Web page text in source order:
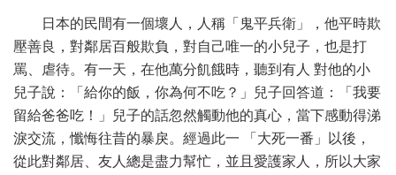
日本的民間有一個壞人，人稱「鬼平兵衛」，他平時欺
壓善良，對鄰居百般欺負，對自己唯一的小兒子，也是打
罵、虐待。有一天，在他萬分飢餓時，聽到有人 對他的小
兒子說：「給你的飯，你為何不吃？」兒子回答道：「我要
留給爸爸吃！」兒子的話忽然觸動他的真心，當下感動得涕
淚交流，懺悔往昔的暴戾。經過此一 「大死一番」以後，
從此對鄰居、友人總是盡力幫忙，並且愛護家人，所以大家